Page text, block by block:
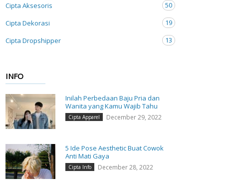
Cipta Aksesoris
50
Cipta Dekorasi
19
Cipta Dropshipper
13
INFO
Inilah Perbedaan Baju Pria dan
Wanita yang Kamu Wajib Tahu
Cipta Apparel December 29, 2022
5 Ide Pose Aesthetic Buat Cowok
Anti Mati Gaya
Cipta Info December 28, 2022